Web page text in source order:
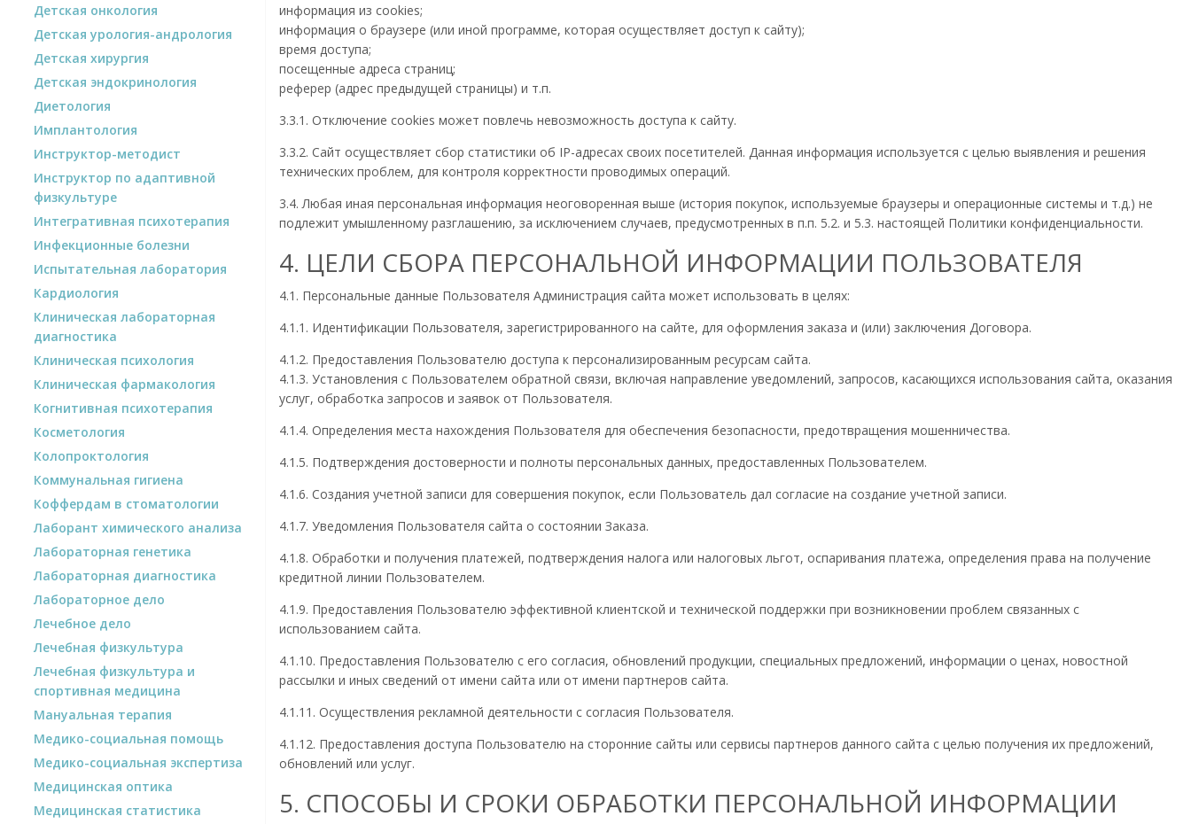
Детская онкология
Детская урология-андрология
Детская хирургия
Детская эндокринология
Диетология
Имплантология
Инструктор-методист
Инструктор по адаптивной
физкультуре
Интегративная психотерапия
Инфекционные болезни
Испытательная лаборатория
Кардиология
Клиническая лабораторная
диагностика
Клиническая психология
Клиническая фармакология
Когнитивная психотерапия
Косметология
Колопроктология
Коммунальная гигиена
Коффердам в стоматологии
Лаборант химического анализа
Лабораторная генетика
Лабораторная диагностика
Лабораторное дело
Лечебное дело
Лечебная физкультура
Лечебная физкультура и
спортивная медицина
Мануальная терапия
Медико-социальная помощь
Медико-социальная экспертиза
Медицинская оптика
Медицинская статистика
информация из cookies;
информация о браузере (или иной программе, которая осуществляет доступ к сайту);
время доступа;
посещенные адреса страниц;
реферер (адрес предыдущей страницы) и т.п.
3.3.1. Отключение cookies может повлечь невозможность доступа к сайту.
3.3.2. Сайт осуществляет сбор статистики об IP-адресах своих посетителей. Данная информация используется с целью выявления и решения
технических проблем, для контроля корректности проводимых операций.
3.4. Любая иная персональная информация неоговоренная выше (история покупок, используемые браузеры и операционные системы и т.д.) не
подлежит умышленному разглашению, за исключением случаев, предусмотренных в п.п. 5.2. и 5.3. настоящей Политики конфиденциальности.
4. ЦЕЛИ СБОРА ПЕРСОНАЛЬНОЙ ИНФОРМАЦИИ ПОЛЬЗОВАТЕЛЯ
4.1. Персональные данные Пользователя Администрация сайта может использовать в целях:
4.1.1. Идентификации Пользователя, зарегистрированного на сайте, для оформления заказа и (или) заключения Договора.
4.1.2. Предоставления Пользователю доступа к персонализированным ресурсам сайта.
4.1.3. Установления с Пользователем обратной связи, включая направление уведомлений, запросов, касающихся использования сайта, оказания
услуг, обработка запросов и заявок от Пользователя.
4.1.4. Определения места нахождения Пользователя для обеспечения безопасности, предотвращения мошенничества.
4.1.5. Подтверждения достоверности и полноты персональных данных, предоставленных Пользователем.
4.1.6. Создания учетной записи для совершения покупок, если Пользователь дал согласие на создание учетной записи.
4.1.7. Уведомления Пользователя сайта о состоянии Заказа.
4.1.8. Обработки и получения платежей, подтверждения налога или налоговых льгот, оспаривания платежа, определения права на получение
кредитной линии Пользователем.
4.1.9. Предоставления Пользователю эффективной клиентской и технической поддержки при возникновении проблем связанных с
использованием сайта.
4.1.10. Предоставления Пользователю с его согласия, обновлений продукции, специальных предложений, информации о ценах, новостной
рассылки и иных сведений от имени сайта или от имени партнеров сайта.
4.1.11. Осуществления рекламной деятельности с согласия Пользователя.
4.1.12. Предоставления доступа Пользователю на сторонние сайты или сервисы партнеров данного сайта с целью получения их предложений,
обновлений или услуг.
5. СПОСОБЫ И СРОКИ ОБРАБОТКИ ПЕРСОНАЛЬНОЙ ИНФОРМАЦИИ